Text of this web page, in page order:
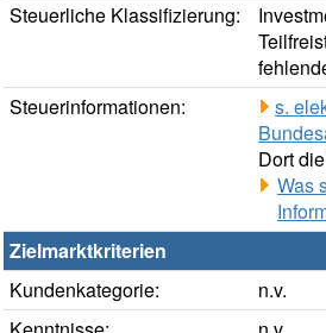
Steuerliche Klassifizierung:
Steuerinformationen:
s.
Dort
Was
Zielmarktkriterien
Kundenkategorie:
n.v.